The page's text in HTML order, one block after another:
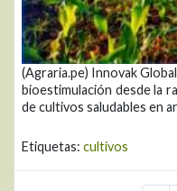
(Agraria.pe) Innovak
bioestimulación desde la
de cultivos saludables en
Etiquetas: cultivos